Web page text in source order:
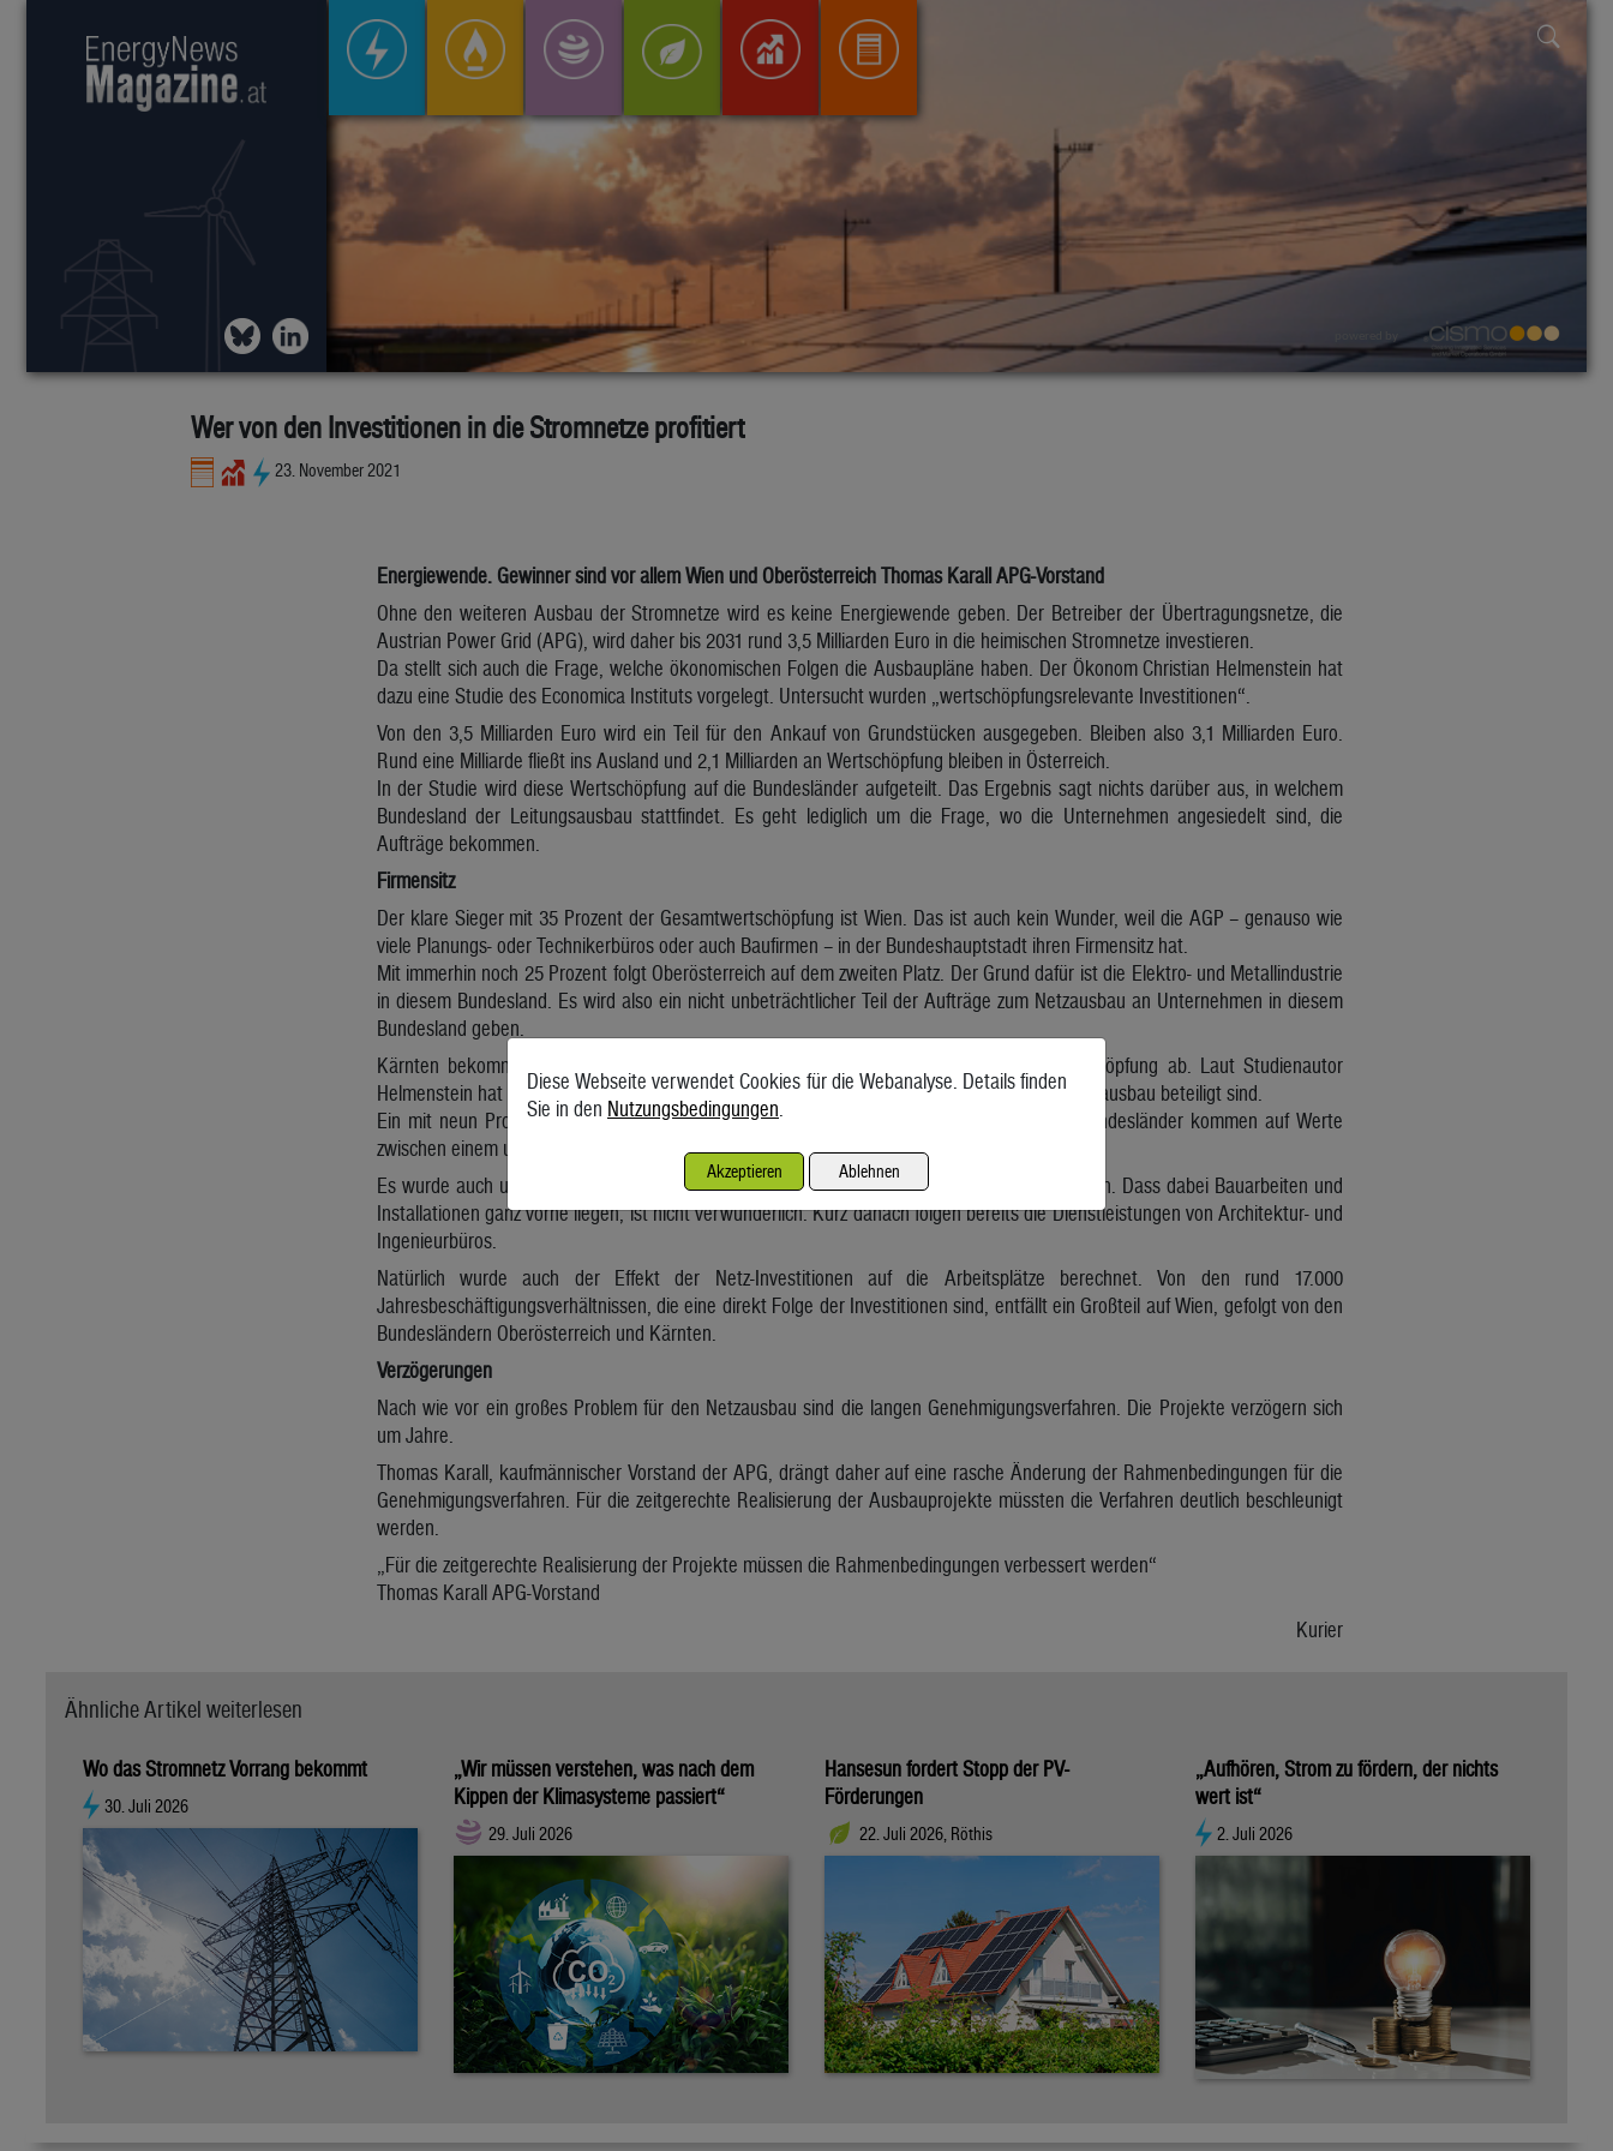
Wer von den Investitionen in die Stromnetze profitiert
23. November 2021
Energiewende. Gewinner sind vor allem Wien und Oberösterreich Thomas Karall APG-Vorstand
Ohne den weiteren Ausbau der Stromnetze wird es keine Energiewende geben. Der Betreiber der Übertragungsnetze, die
Austrian Power Grid (APG), wird daher bis 2031 rund 3,5 Milliarden Euro in die heimischen Stromnetze investieren.
Da stellt sich auch die Frage, welche ökonomischen Folgen die Ausbaupläne haben. Der Ökonom Christian Helmenstein hat
dazu eine Studie des Economica Instituts vorgelegt. Untersucht wurden „wertschöpfungsrelevante Investitionen“.
Von den 3,5 Milliarden Euro wird ein Teil für den Ankauf von Grundstücken ausgegeben. Bleiben also 3,1 Milliarden Euro.
Rund eine Milliarde fließt ins Ausland und 2,1 Milliarden an Wertschöpfung bleiben in Österreich.
In der Studie wird diese Wertschöpfung auf die Bundesländer aufgeteilt. Das Ergebnis sagt nichts darüber aus, in welchem
Bundesland der Leitungsausbau stattfindet. Es geht lediglich um die Frage, wo die Unternehmen angesiedelt sind, die
Aufträge bekommen.
Firmensitz
Der klare Sieger mit 35 Prozent der Gesamtwertschöpfung ist Wien. Das ist auch kein Wunder, weil die AGP – genauso wie
viele Planungs- oder Technikerbüros oder auch Baufirmen – in der Bundeshauptstadt ihren Firmensitz hat.
Mit immerhin noch 25 Prozent folgt Oberösterreich auf dem zweiten Platz. Der Grund dafür ist die Elektro- und Metallindustrie
in diesem Bundesland. Es wird also ein nicht unbeträchtlicher Teil der Aufträge zum Netzausbau an Unternehmen in diesem
Bundesland geben.
Kärnten bekommt gemeinsam mit der Steiermark immerhin noch 13 Prozent der Wertschöpfung ab. Laut Studienautor
Helmenstein hat das ebenfalls mit den Firmensitzen von Unternehmen zu tun, die am Leitungsausbau beteiligt sind.
Ein mit neun Prozent noch relevanter Anteil entfällt auf Niederösterreich. Die restlichen Bundesländer kommen auf Werte
zwischen einem und zwei Prozent.
Es wurde auch untersucht, in welchen Sektoren die Investitionen den größten Effekt auslösen. Dass dabei Bauarbeiten und
Installationen ganz vorne liegen, ist nicht verwunderlich. Kurz danach folgen bereits die Dienstleistungen von Architektur- und
Ingenieurbüros.
Natürlich wurde auch der Effekt der Netz-Investitionen auf die Arbeitsplätze berechnet. Von den rund 17.000
Jahresbeschäftigungsverhältnissen, die eine direkt Folge der Investitionen sind, entfällt ein Großteil auf Wien, gefolgt von den
Bundesländern Oberösterreich und Kärnten.
Verzögerungen
Nach wie vor ein großes Problem für den Netzausbau sind die langen Genehmigungsverfahren. Die Projekte verzögern sich
um Jahre.
Thomas Karall, kaufmännischer Vorstand der APG, drängt daher auf eine rasche Änderung der Rahmenbedingungen für die
Genehmigungsverfahren. Für die zeitgerechte Realisierung der Ausbauprojekte müssten die Verfahren deutlich beschleunigt
werden.
„Für die zeitgerechte Realisierung der Projekte müssen die Rahmenbedingungen verbessert werden“
Thomas Karall APG-Vorstand
Kurier
Ähnliche Artikel weiterlesen
Wo das Stromnetz Vorrang bekommt
30. Juli 2026
„Wir müssen verstehen, was nach dem
Kippen der Klimasysteme passiert“
29. Juli 2026
Hansesun fordert Stopp der PV-
Förderungen
22. Juli 2026, Röthis
„Aufhören, Strom zu fördern, der nichts
wert ist“
2. Juli 2026
Diese Webseite verwendet Cookies für die Webanalyse. Details finden
Sie in den Nutzungsbedingungen
Akzeptieren Ablehnen